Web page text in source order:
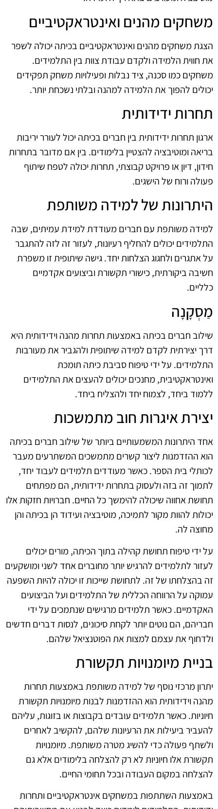
משחקים מהנים ואינטראקטיביים
הצגת משחקים מהנים ואינטראקטיביים בכיתה יכולה לשפר
את חווית הלמידה ולקדם עבודת צוות בין התלמידים.
משחקים כמו סכנה, ציד נבלות ופעילויות משחק תפקידים
יכולים להפוך את הלמידה למהנה ובלתי נשכחת יותר.
תחרות ידידותית
ארגון תחרות ידידותית בין חברים בכיתה יכול לעורר יריבות
בריאה ומוטיבציה להצטיין בלימודים. בין אם מדובר בתחרות
חידון, דיון או פרויקט קבוצתי, תחרות יכולה לטפח שיתוף
פעולה ורוח של הישגים.
היתרונות של למידה משותפת
למידה משותפת עם חברים מעודדת למידת עמיתים, שבה
התלמידים יכולים להחליף רעיונות, לעזור זה לזה להתגבר
על אתגרים ולחגוג הצלחות יחד. גישה שיתופית זו משפרת
חשיבה ביקורתית, כישורי תקשורת וביצועים אקדמיים
כלליים.
מַסְקָנָה
שילוב חברים בכיתה באמצעות תחרות מהנה וידידותית היא
דרך יצירתית לקדם למידה שיתופית ולהגביר את מעורבות
התלמידים. על ידי טיפוח סביבת כיתה תומכת
ואינטראקטיבית, מחנכים יכולים להעצים את התלמידים
ללמוד ביחד, לצמוח יחד ולהצליח ביחד.
יצירת איגרות חוב מתמשכות
אחד היתרונות המשמעותיים ביותר של שילוב חברים בכיתה
הוא ההזדמנות ליצור קשרים מתמשכים המשתרעים מעבר
לכותלי בית הספר. כאשר מעודדים תלמידים לעבוד יחד,
לתמוך זה בזה ולעסוק בתחרות ידידותית, הם מפתחים
תחושת אחווה שיכולה להימשך כל החיים. חברויות חזקות אלו
יכולות להוות מקור לתמיכה, מוטיבציה ועידוד הן בכיתה והן
מחוצה לה.
על ידי טיפוח תחושת קהילה בתוך הכיתה, מורים יכולים
לעזור לתלמידים להרגיש יותר מחוברים אחד לשני ומושקעים
זה בהצלחתו של זה. לתחושת שייכות זו יכולה להיות השפעה
עמוקה על הרווחה הכללית של התלמידים ועל הביצועים
האקדמיים. כאשר תלמידים מרגישים שנתמכים על ידי
חבריהם, הם נוטים יותר לקחת סיכונים, לנסות דברים חדשים
ולדחוף את עצמם למצות את הפוטנציאל שלהם.
בניית מיומנויות תקשורת
יתרון מרכזי נוסף של למידה משותפת באמצעות תחרות
מהנה וידידותית הוא ההזדמנות לבנות מיומנויות תקשורת
חיוניות. כאשר תלמידים עובדים בקבוצות או בזוגות, עליהם
להעביר ביעילות את הרעיונות שלהם, להקשיב לאחרים
ולשתף פעולה כדי להשיג מטרה משותפת. מיומנויות
תקשורת אלו חיוניות לא רק להצלחה בלימודים אלא גם
להצלחה במקום העבודה ובכל תחומי החיים.
באמצעות השתתפות במשחקים אינטראקטיביים ותחרות